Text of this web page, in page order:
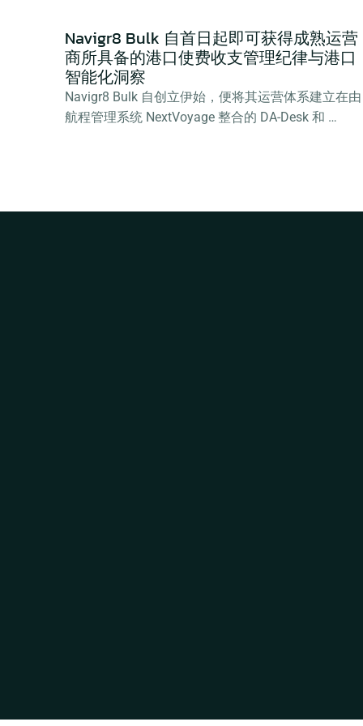
Navigr8 Bulk 自首日起即可获得成熟运营
商所具备的港口使费收支管理纪律与港口
智能化洞察
Navigr8 Bulk 自创立伊始，便将其运营体系建立在由
航程管理系统 NextVoyage 整合的 DA-Desk 和